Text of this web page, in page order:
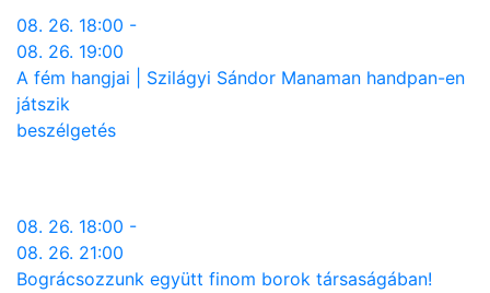
08. 26. 18:00 -
08. 26. 19:00
A fém hangjai | Szilágyi Sándor Manaman handpan-en
játszik
beszélgetés
08. 26. 18:00 -
08. 26. 21:00
Bográcsozzunk együtt finom borok társaságában!